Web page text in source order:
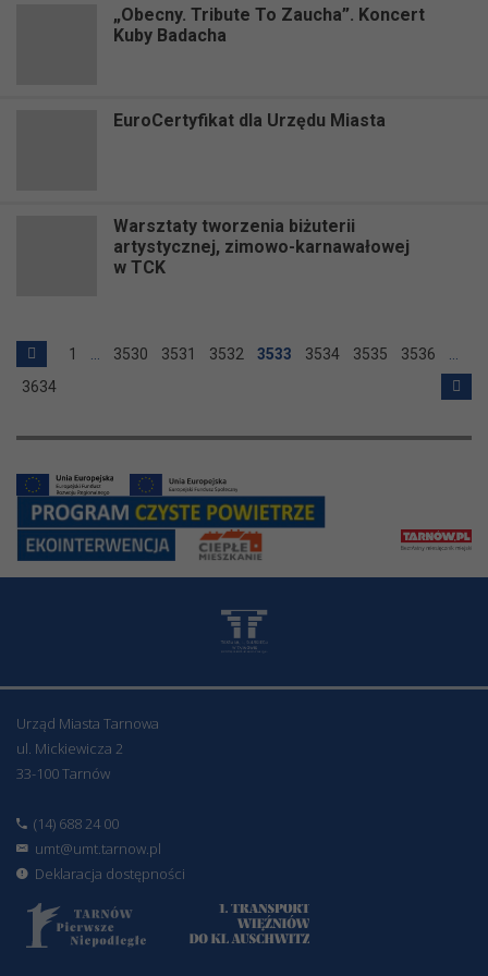
„Obecny. Tribute To Zaucha”. Koncert
Kuby Badacha
EuroCertyfikat dla Urzędu Miasta
Warsztaty tworzenia biżuterii
artystycznej, zimowo-karnawałowej
w TCK
1 3530 3531 3532 3533 3534 3535 3536
3634
Urząd Miasta Tarnowa
ul. Mickiewicza 2
33-100 Tarnów
(14) 688 24 00
umt@umt.tarnow.pl
Deklaracja dostępności